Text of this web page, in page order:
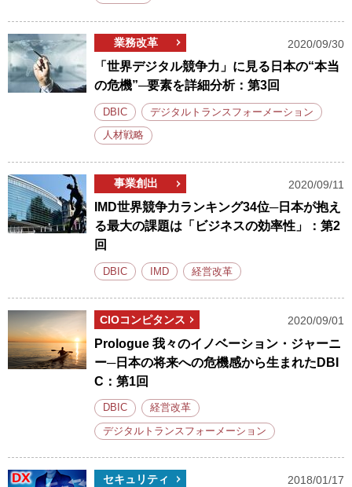
業務改革 2020/09/30
「世界デジタル競争力」に見る日本の“本当
の危機”─要素を詳細分析：第3回
DBIC デジタルトランスフォーメーション
人材戦略
事業創出 2020/09/11
IMD世界競争力ランキング34位─日本が抱え
る最大の課題は「ビジネスの効率性」：第2
回
DBIC IMD 経営改革
CIOコンピタンス 2020/09/01
Prologue 我々のイノベーション・ジャーニ
ー─日本の将来への危機感から生まれたDBI
C：第1回
DBIC 経営改革
デジタルトランスフォーメーション
セキュリティ 2018/01/17